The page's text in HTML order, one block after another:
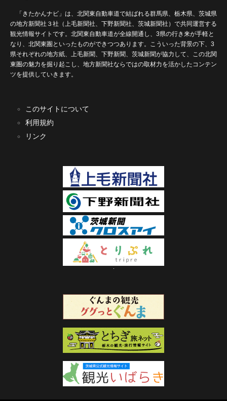
「きたかんナビ」は、北関東自動車道で結ばれる群馬県、栃木県、茨城県
の地方新聞社３社（上毛新聞社、下野新聞社、茨城新聞社）で共同運営する
観光情報サイトです。北関東自動車道が全線開通し、3県の行き来が手軽と
なり、北関東圏といったものができつつあります。こういった背景の下、3
県それぞれの地方紙、上毛新聞、下野新聞、茨城新聞が協力して、この北関
東圏の魅力を掘り起こし、地方新聞社ならではの取材力を活かしたコンテン
ツを提供していきます。
このサイトについて
利用規約
リンク